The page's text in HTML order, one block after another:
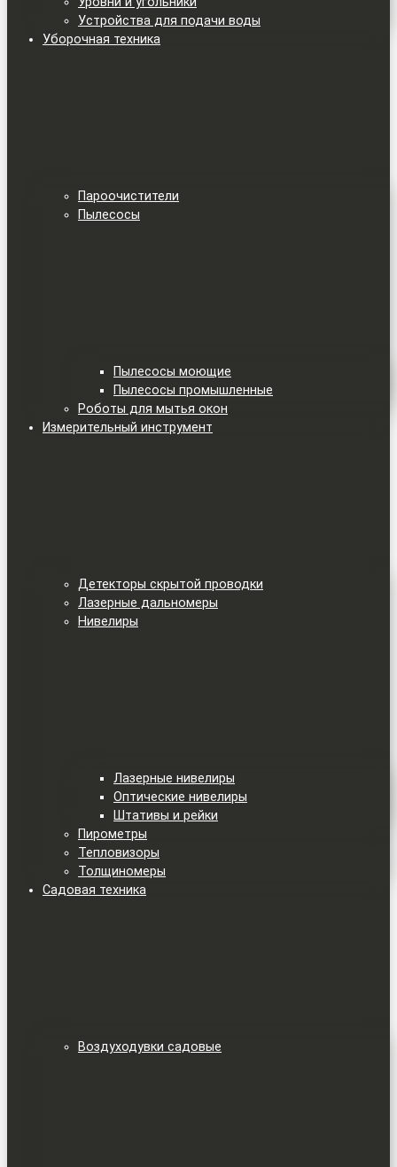
Устройства для подачи воды
Уборочная техника
Пароочистители
Пылесосы
Пылесосы моющие
Пылесосы промышленные
Роботы для мытья окон
Измерительный инструмент
Детекторы скрытой проводки
Лазерные дальномеры
Нивелиры
Лазерные нивелиры
Оптические нивелиры
Штативы и рейки
Пирометры
Тепловизоры
Толщиномеры
Садовая техника
Воздуходувки садовые